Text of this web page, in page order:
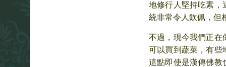
地修行人堅持吃素，
統非常令人欽佩，但
不過，現今我們正在
可以買到蔬菜，有些
這點即使是漢傳佛教